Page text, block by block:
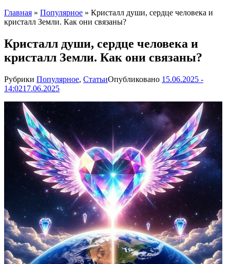
Главная » Популярное » Кристалл души, сердце человека и
кристалл Земли. Как они связаны?
Кристалл души, сердце человека и
кристалл Земли. Как они связаны?
Рубрики Популярное, СтатьиОпубликовано 15.06.2025 -
14:0217.06.2025